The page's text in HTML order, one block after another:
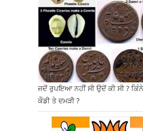
ਜਦੋਂ ਰੁਪਇਆ ਨਹੀਂ ਸੀ ਉਦੋਂ ਕੀ ਸੀ ?
ਕੌਡੀ ਤੇ ਦਮੜੀ ?